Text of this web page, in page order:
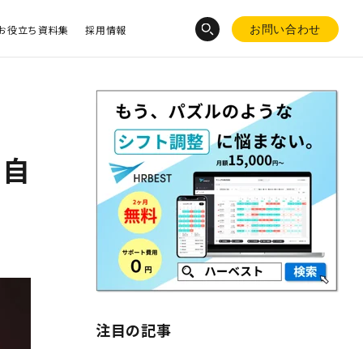
役立ち資料集 採用情報 お問い合わせ
注目の記事